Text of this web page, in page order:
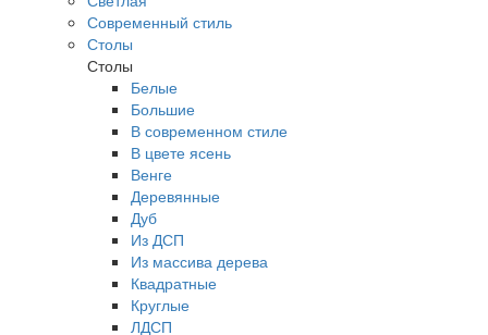
Современный стиль
Столы
Столы
Белые
Большие
В современном стиле
В цвете ясень
Венге
Деревянные
Дуб
Из ДСП
Из массива дерева
Квадратные
Круглые
ЛДСП